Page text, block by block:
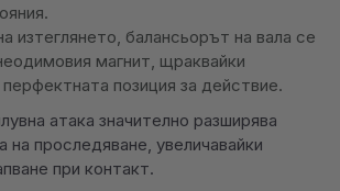
изтеглянето, балансьорът на вала се
магнит, щраквайки
позиция за действие.
атака значително разширява
на проследяване, увеличавайки
при контакт.